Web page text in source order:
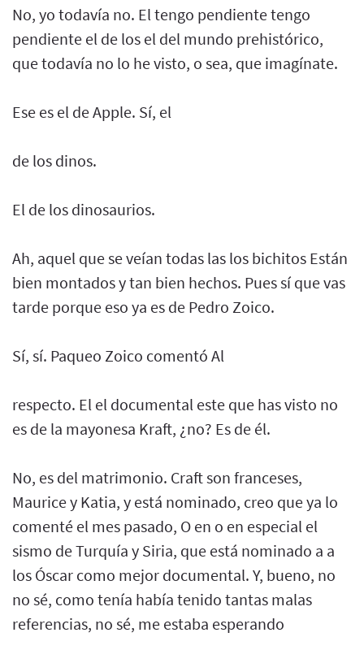
No, yo todavía no. El tengo pendiente tengo
pendiente el de los el del mundo prehistórico,
que todavía no lo he visto, o sea, que imagínate.
Ese es el de Apple. Sí, el
de los dinos.
El de los dinosaurios.
Ah, aquel que se veían todas las los bichitos Están
bien montados y tan bien hechos. Pues sí que vas
tarde porque eso ya es de Pedro Zoico.
Sí, sí. Paqueo Zoico comentó Al
respecto. El el documental este que has visto no
es de la mayonesa Kraft, ¿no? Es de él.
No, es del matrimonio. Craft son franceses,
Maurice y Katia, y está nominado, creo que ya lo
comenté el mes pasado, O en o en especial el
sismo de Turquía y Siria, que está nominado a a
los Óscar como mejor documental. Y, bueno, no
no sé, como tenía había tenido tantas malas
referencias, no sé, me estaba esperando